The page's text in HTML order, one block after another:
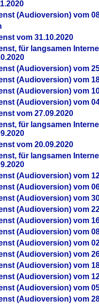
(Audioversion) vom
vom 31.10.2020
für langsamen
(Audioversion) vom
(Audioversion) vom
(Audioversion) vom
(Audioversion) vom
vom 27.09.2020
für langsamen
vom 20.09.2020
für langsamen
(Audioversion) vom
(Audioversion) vom
(Audioversion) vom
(Audioversion) vom
(Audioversion) vom
(Audioversion) vom
(Audioversion) vom
(Audioversion) vom
(Audioversion) vom
(Audioversion) vom
(Audioversion) vom
(Audioversion) vom